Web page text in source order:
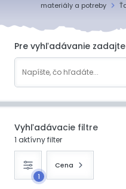
materiály a potreby
Pre vyhľadávanie
Vyhľadávacie filtre
1 aktívny filter
1
Cena